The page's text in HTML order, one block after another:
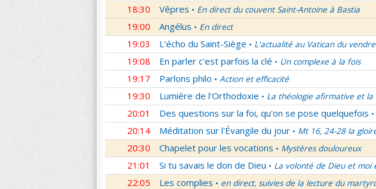
18:30 Vêpres • En direct du couvent Saint-Antoine à Bastia
19:00 Angélus • En direct
19:03 L'écho du Saint-Siège • L'actualité au Vatican du
19:08 En parler c'est parfois la clé • Un complexe à la fois
19:17 Parlons philo • Action et efficacité
19:30 Lumière de l'Orthodoxie • La théologie afirmative et
20:01 Des questions sur la foi, qu'on se pose quelquefois •
20:14 Méditation sur l'Évangile du jour • Mt 16, 24-28 la
20:30 Chapelet pour les vocations • Mystères douloureux
21:01 Si tu savais le don de Dieu • La volonté de Dieu et moi
22:05 Les complies • en direct, suivies de la lecture du